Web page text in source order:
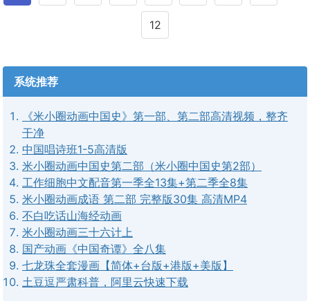
12
系统推荐
《米小圈动画中国史》第一部、第二部高清视频，整齐
干净
中国唱诗班1-5高清版
米小圈动画中国史第二部（米小圈中国史第2部）
工作细胞中文配音第一季全13集+第二季全8集
米小圈动画成语 第二部 完整版30集 高清MP4
不白吃话山海经动画
米小圈动画三十六计上
国产动画《中国奇谭》全八集
七龙珠全套漫画【简体+台版+港版+美版】
土豆逗严肃科普，阿里云快速下载